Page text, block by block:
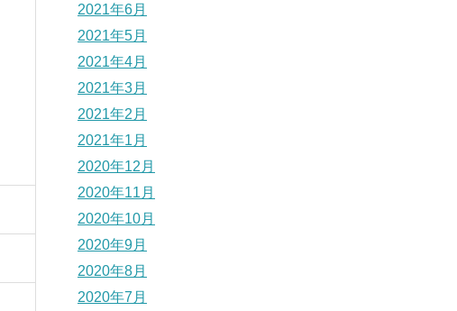
2021年6月
2021年5月
2021年4月
2021年3月
2021年2月
2021年1月
2020年12月
2020年11月
2020年10月
2020年9月
2020年8月
2020年7月